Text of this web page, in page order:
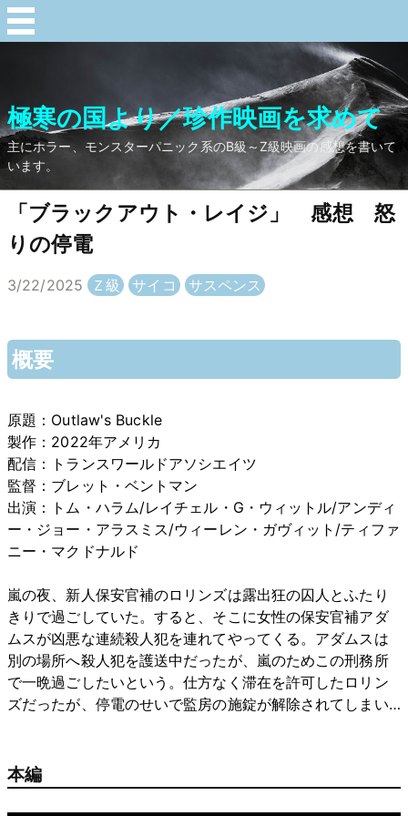
極寒の国より／珍作映画を求めて
主にホラー、モンスターパニック系のB級～Z級映画の感想を書いて
います。
「ブラックアウト・レイジ」 感想 怒
りの停電
3/22/2025 Ｚ級 サイコ サスペンス
概要
原題：Outlaw's Buckle
製作：2022年アメリカ
配信：トランスワールドアソシエイツ
監督：ブレット・ベントマン
出演：トム・ハラム/レイチェル・G・ウィットル/アンディ
ー・ジョー・アラスミス/ウィーレン・ガヴィット/ティファ
ニー・マクドナルド
嵐の夜、新人保安官補のロリンズは露出狂の囚人とふたり
きりで過ごしていた。すると、そこに女性の保安官補アダ
ムスが凶悪な連続殺人犯を連れてやってくる。アダムスは
別の場所へ殺人犯を護送中だったが、嵐のためこの刑務所
で一晩過ごしたいという。仕方なく滞在を許可したロリン
ズだったが、停電のせいで監房の施錠が解除されてしまい…
本編